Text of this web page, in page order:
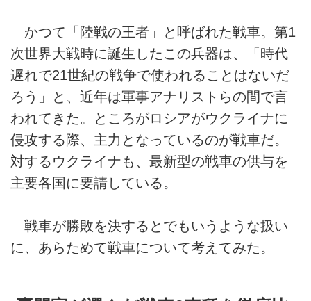
かつて「陸戦の王者」と呼ばれた戦車。第1
次世界大戦時に誕生したこの兵器は、「時代
遅れで21世紀の戦争で使われることはないだ
ろう」と、近年は軍事アナリストらの間で言
われてきた。ところがロシアがウクライナに
侵攻する際、主力となっているのが戦車だ。
対するウクライナも、最新型の戦車の供与を
主要各国に要請している。
戦車が勝敗を決するとでもいうような扱い
に、あらためて戦車について考えてみた。